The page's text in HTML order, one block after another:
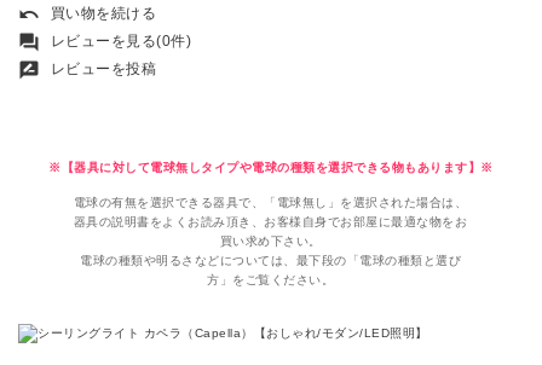
undo 買い物を続ける
forum レビューを見る(0件)
rate_review レビューを投稿
※【器具に対して電球無しタイプや電球の種類を選択できる物もあります】※
電球の有無を選択できる器具で、「電球無し」を選択された場合は、
器具の説明書をよくお読み頂き、お客様自身でお部屋に最適な物をお
買い求め下さい。
電球の種類や明るさなどについては、最下段の「電球の種類と選び
方」をご覧ください。